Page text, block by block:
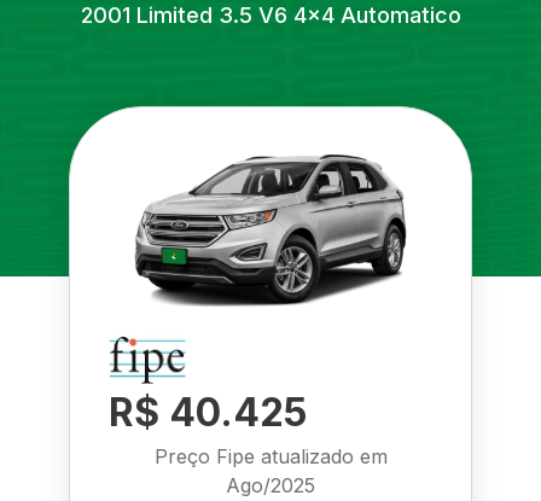
2001 Limited 3.5 V6 4x4 Automatico
R$ 40.425
Preço Fipe atualizado em
Ago/2025